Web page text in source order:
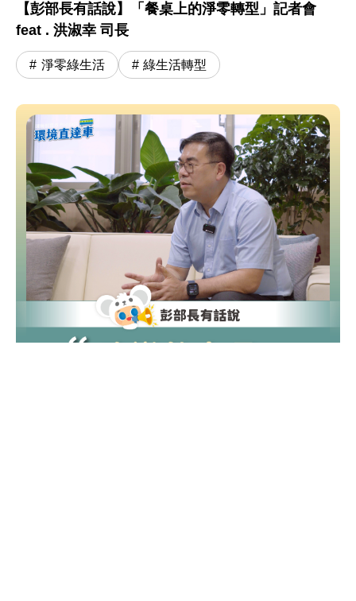
【彭部長有話說】「餐桌上的淨零轉型」記者會
feat . 洪淑幸 司長
淨零綠生活 綠生活轉型